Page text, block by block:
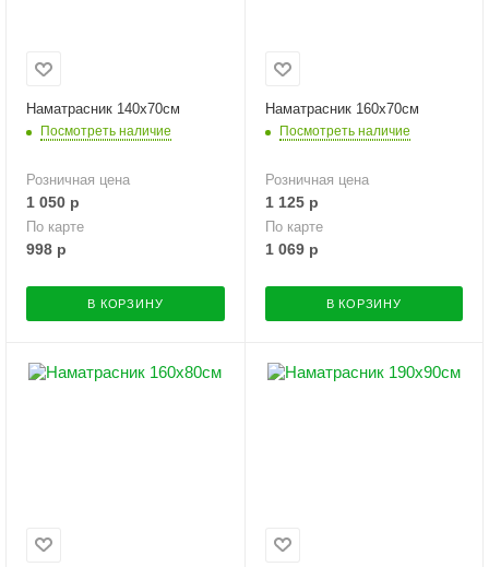
Наматрасник 140х70см
Посмотреть наличие
Розничная цена
1 050 р
По карте
998 р
В КОРЗИНУ
Наматрасник 160х70см
Посмотреть наличие
Розничная цена
1 125р
По карте
1 069р
В КОРЗИНУ